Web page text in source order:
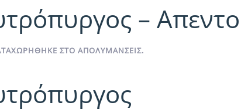
–
ΣΤΟ ΑΠΟΛΥΜΆΝΣΕΙΣ.